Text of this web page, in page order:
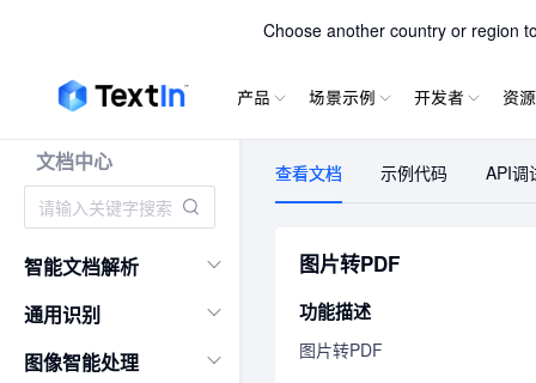
Choose another country or region
TextIn
产品 场景示例 开发者 资源
文档中心
智能文档解析
通用识别
图像智能处理
查看文档 示例代码 API调
图片转PDF
功能描述
图片转PDF